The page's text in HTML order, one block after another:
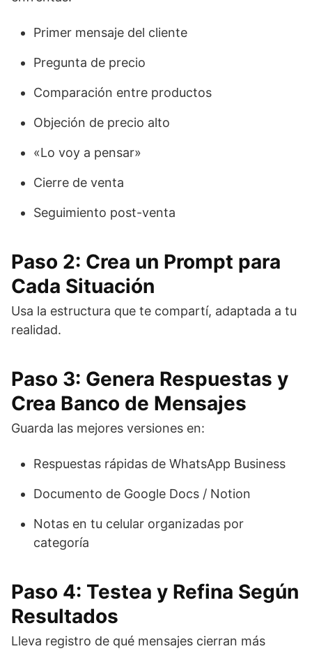
Primer mensaje del cliente
Pregunta de precio
Comparación entre productos
Objeción de precio alto
«Lo voy a pensar»
Cierre de venta
Seguimiento post-venta
Paso 2: Crea un Prompt para
Cada Situación
Usa la estructura que te compartí, adaptada a tu
realidad.
Paso 3: Genera Respuestas y
Crea Banco de Mensajes
Guarda las mejores versiones en:
Respuestas rápidas de WhatsApp Business
Documento de Google Docs / Notion
Notas en tu celular organizadas por
categoría
Paso 4: Testea y Refina Según
Resultados
Lleva registro de qué mensajes cierran más